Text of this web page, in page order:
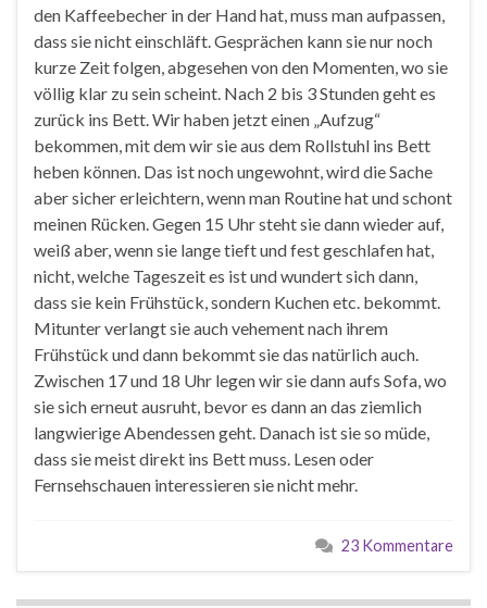
den Kaffeebecher in der Hand hat, muss man aufpassen,
dass sie nicht einschläft. Gesprächen kann sie nur noch
kurze Zeit folgen, abgesehen von den Momenten, wo sie
völlig klar zu sein scheint. Nach 2 bis 3 Stunden geht es
zurück ins Bett. Wir haben jetzt einen „Aufzug“
bekommen, mit dem wir sie aus dem Rollstuhl ins Bett
heben können. Das ist noch ungewohnt, wird die Sache
aber sicher erleichtern, wenn man Routine hat und schont
meinen Rücken. Gegen 15 Uhr steht sie dann wieder auf,
weiß aber, wenn sie lange tieft und fest geschlafen hat,
nicht, welche Tageszeit es ist und wundert sich dann,
dass sie kein Frühstück, sondern Kuchen etc. bekommt.
Mitunter verlangt sie auch vehement nach ihrem
Frühstück und dann bekommt sie das natürlich auch.
Zwischen 17 und 18 Uhr legen wir sie dann aufs Sofa, wo
sie sich erneut ausruht, bevor es dann an das ziemlich
langwierige Abendessen geht. Danach ist sie so müde,
dass sie meist direkt ins Bett muss. Lesen oder
Fernsehschauen interessieren sie nicht mehr.
23 Kommentare